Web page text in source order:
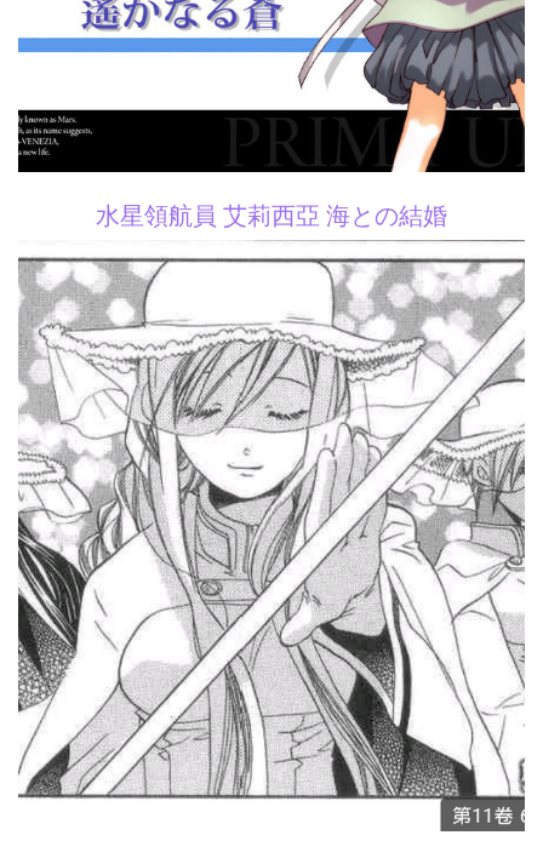
水星領航員 艾莉西亞 海との結婚